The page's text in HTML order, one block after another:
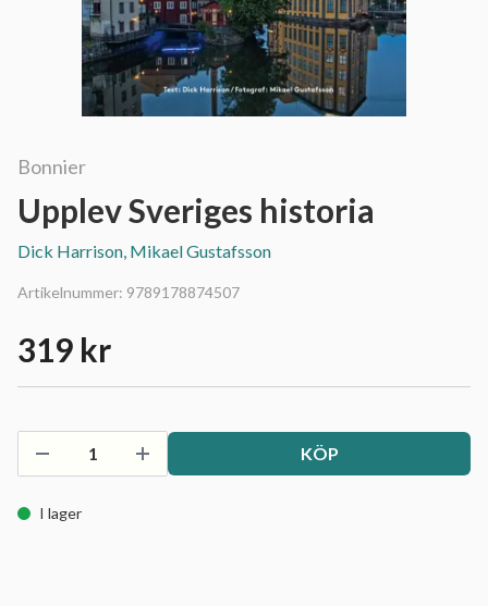
Bonnier
Upplev Sveriges historia
Dick Harrison, Mikael Gustafsson
Artikelnummer: 9789178874507
319 kr
KÖP
I lager